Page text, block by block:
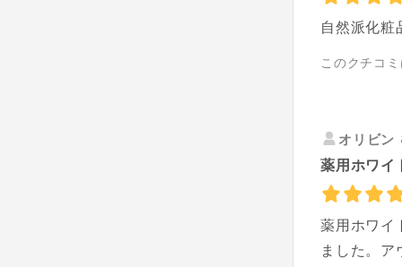
自然派化粧
このクチコ
オリビン
薬用ホワイ
薬用ホワイ
ました。